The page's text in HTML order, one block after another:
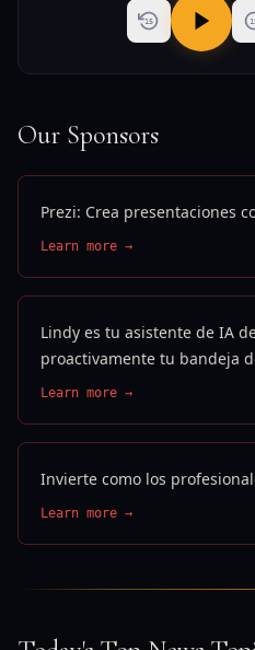
15
Our Sponsors
Prezi: Crea presentaciones
Learn more →
Lindy es tu asistente de IA
proactivamente tu bandeja
Learn more →
Invierte como los
Learn more →